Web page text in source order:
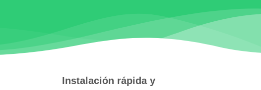
Instalación rápida y